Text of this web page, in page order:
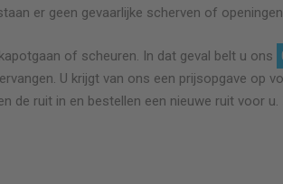
er geen gevaarlijke scherven of
of scheuren. In dat geval belt u ons
U krijgt van ons een prijsopgave op
de ruit in en bestellen een nieuwe ruit voor